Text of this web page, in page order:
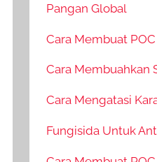
Pangan Global
Cara Membuat
Cara Membuahkan
Cara Mengatasi
Fungisida Untuk